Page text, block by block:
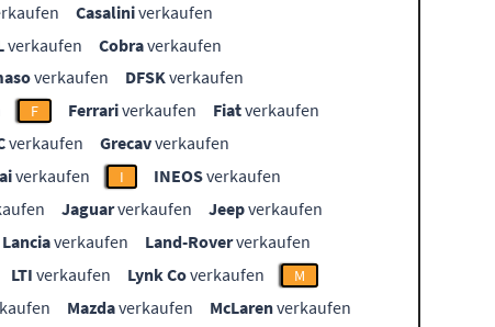
Casaliniverkaufen
verkaufen Cobraverkaufen
verkaufen DFSKverkaufen
F Ferrariverkaufen Fiatverkaufen
verkaufen Grecavverkaufen
verkaufen I INEOSverkaufen
Jaguarverkaufen Jeepverkaufen
Lanciaverkaufen Land-Roververkaufen
LTI verkaufen Lynk Coverkaufen M
Mazdaverkaufen McLarenverkaufen